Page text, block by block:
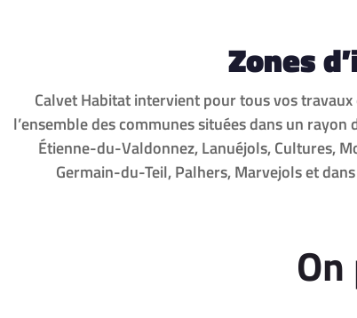
Zones
Calvet Habitat intervient pour tous vos
l’ensemble des communes situées dans un
Étienne-du-Valdonnez, Lanuéjols, Cultures,
Germain-du-Teil, Palhers, Marvejols et